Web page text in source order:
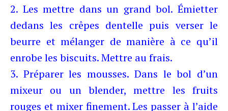
2. Les mettre dans un grand bol. Émietter
dedans les crêpes dentelle puis verser le
beurre et mélanger de manière à ce qu’il
enrobe les biscuits. Mettre au frais.
3. Préparer les mousses. Dans le bol d’un
mixeur ou un blender, mettre les fruits
rouges et mixer finement. Les passer à l’aide